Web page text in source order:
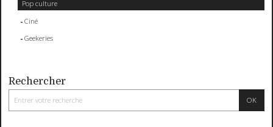
Pop culture
Ciné
Geekeries
Rechercher